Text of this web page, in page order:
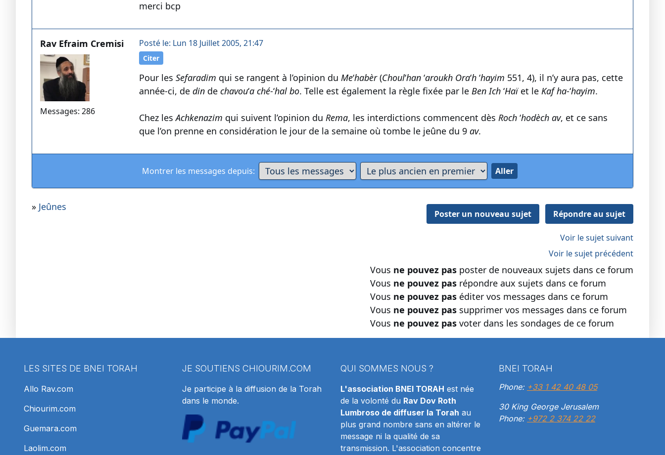
merci bcp
Rav Efraim Cremisi
Messages: 286
Posté le: Lun 18 Juillet 2005, 21:47
Citer
Pour les Sefaradim qui se rangent à l’opinion du Me‘habèr(Choul‘han‘aroukh Ora‘h‘hayim 551, 4), il n’y aura pas, cette
année-ci, de dinde chavou‘a ché-‘hal bo. Telle est également la règle fixée par le Ben Ich‘Haïet le Kaf ha-‘hayim.
Chez lesAchkenazim qui suivent l’opinion du Rema, les interdictions commencent dès Roch‘hodèch av, et ce sans
que l’on prenne en considération le jour de la semaine où tombe le jeûne du 9 av.
Montrer les messages depuis:
» Jeûnes
Poster un nouveau sujet Répondre au sujet
Voir le sujet suivant
Voir le sujet précédent
Vous ne pouvez pas poster de nouveaux sujets dans ce forum
Vous ne pouvez pas répondre aux sujets dans ce forum
Vous ne pouvez pas éditer vos messages dans ce forum
Vous ne pouvez pas supprimer vos messages dans ce forum
Vous ne pouvez pas voter dans les sondages de ce forum
LES SITES DE BNEI TORAH
Allo Rav.com
Chiourim.com
Guemara.com
Laolim.com
JE SOUTIENS CHIOURIM.COM
Je participe à la diffusion de la Torah
dans le monde.
QUI SOMMES NOUS ?
L'association BNEI TORAH est née
de la volonté du Rav Dov Roth
Lumbroso de diffuser la Torah au
plus grand nombre sans en altérer le
message ni la qualité de sa
transmission. L'association concentre
BNEI TORAH
Phone: +33 1 42 40 48 05
30 King George Jerusalem
Phone: +972 2 374 22 22